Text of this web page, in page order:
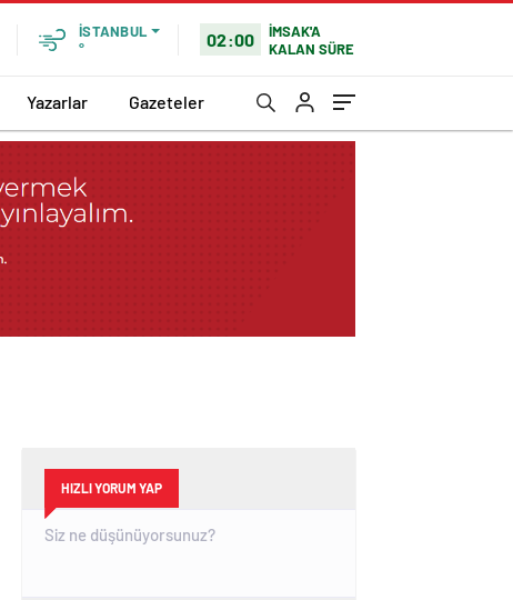
İSTANBUL
°
02:00
İMSAK'A
KALAN SÜRE
Yazarlar Gazeteler
HIZLI YORUM YAP